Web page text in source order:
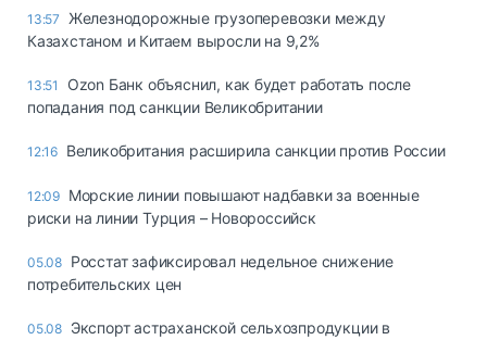
13:57
Железнодорожные грузоперевозки между
Казахстаном и Китаем выросли на 9,2%
13:51
Ozon Банк объяснил, как будет работать после
попадания под санкции Великобритании
12:16 Великобритания расширила санкции против России
12:09 Морские линии повышают надбавки за военные
риски на линии Турция – Новороссийск
05.08 Росстат зафиксировал недельное снижение
потребительских цен
05.08 Экспорт астраханской сельхозпродукции в